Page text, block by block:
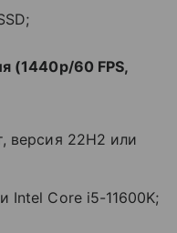
(1440p/60 FPS,
версия 22H2 или
Intel Core i5-11600K;